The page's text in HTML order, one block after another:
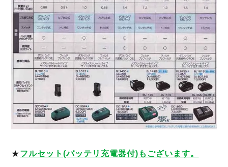
★フルセット(バッテリ充電器付)もございます。